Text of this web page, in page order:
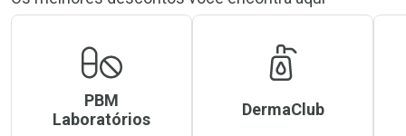
PBM
Laboratórios
DermaClub